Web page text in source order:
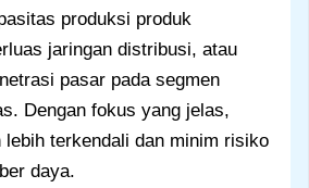
produksi produk
jaringan distribusi, atau
pasar pada segmen
Dengan fokus yang jelas,
lebih terkendali dan minim risiko
daya.